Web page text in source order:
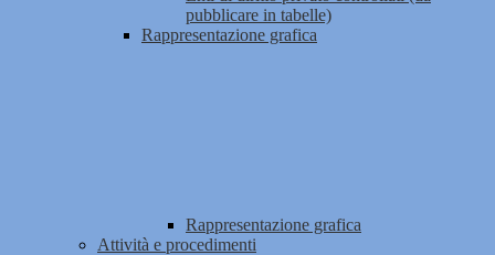
pubblicare in tabelle)
Rappresentazione grafica
Rappresentazione grafica
Attività e procedimenti